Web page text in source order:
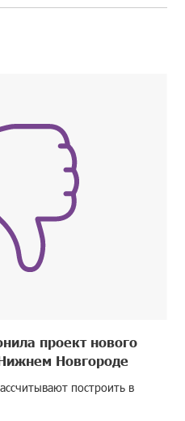
проект нового
Новгороде
построить в